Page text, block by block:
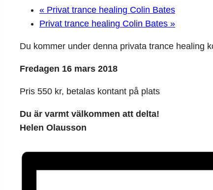
« Privat trance healing Colin Bates
Privat trance healing Colin Bates »
Du kommer under denna privata trance healing
Fredagen 16 mars 2018
Pris 550 kr, betalas kontant på plats
Du är varmt välkommen att delta!
Helen Olausson